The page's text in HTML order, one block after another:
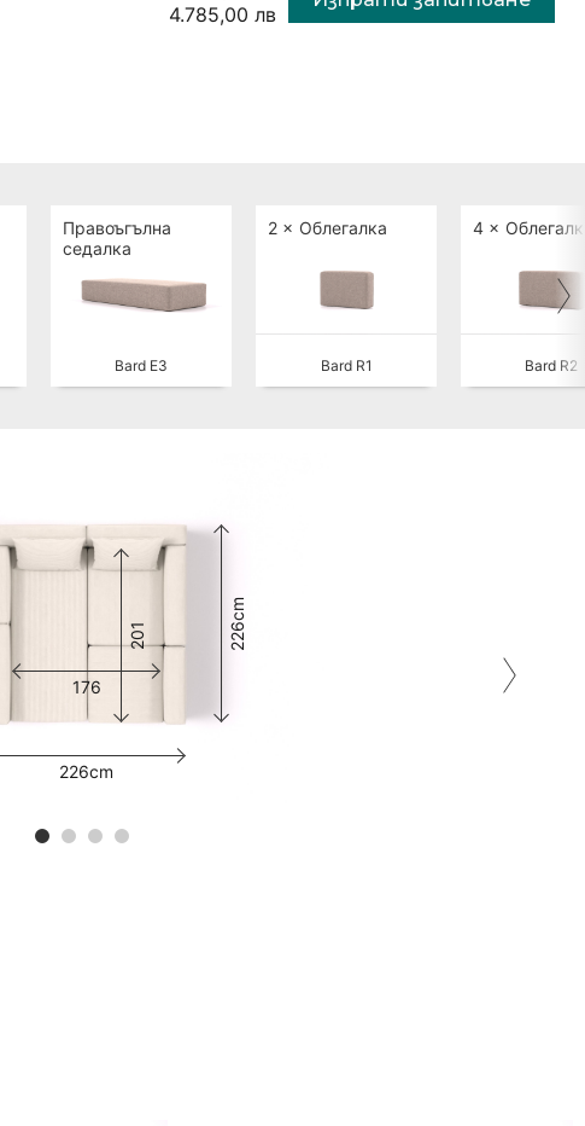
4.785,00 лв
Правоъгълна
седалка
Bard E3
2 × Облегалка
Bard R1
4 ×
Bard R2
226cm
226cm
176
201 226cm